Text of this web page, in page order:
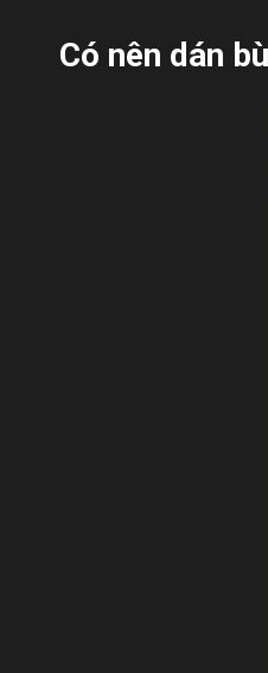
Có nên dán